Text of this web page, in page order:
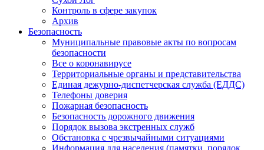
Контроль в сфере закупок
Архив
Безопасность
Муниципальные правовые акты по вопросам
безопасности
Все о коронавирусе
Территориальные органы и представительства
Единая дежурно-диспетчерская служба (ЕДДС)
Телефоны доверия
Пожарная безопасность
Безопасность дорожного движения
Порядок вызова экстренных служб
Обстановка с чрезвычайными ситуациями
Информация для населения (памятки, порядок